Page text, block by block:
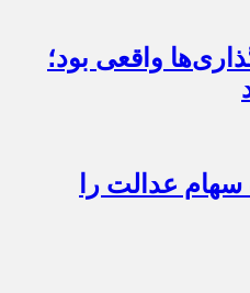
واگذاری‌ها واقعی بود؛
عدالت را